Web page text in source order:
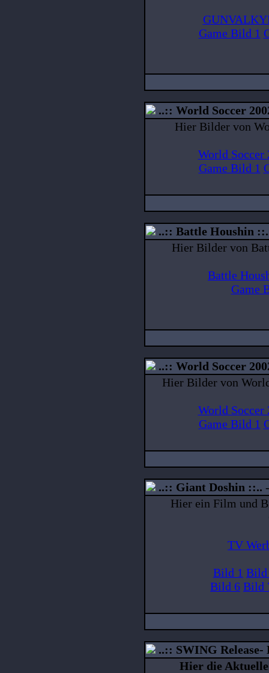
Game Bild 1
..:: World Soccer
Hier Bilder von
World Soccer
Game Bild 1
..:: Battle Houshin
Hier Bilder von
Battle
Game
..:: World Soccer
Hier Bilder von
World Soccer
Game Bild 1
..:: Giant Doshin ::..
Hier ein Film und
TV
Bild 1 Bild
Bild 6 Bild
..:: SWING Release-
Hier die